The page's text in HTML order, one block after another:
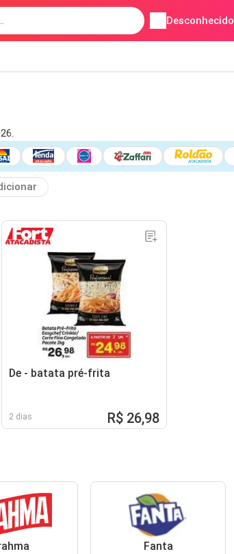
Desconhecido
De - batata pré-frita
2 dias R$ 26,98
Fanta